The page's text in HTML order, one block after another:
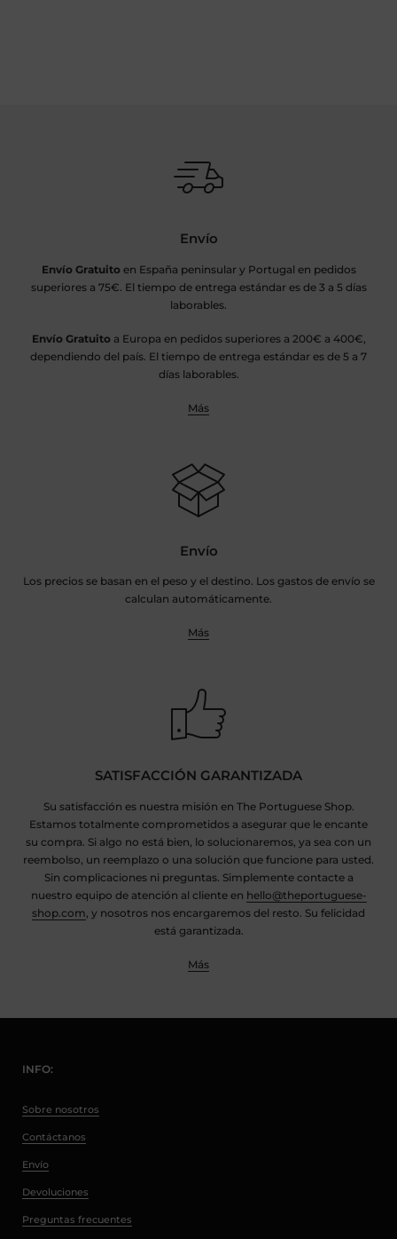
Envío
Envío Gratuitoen España peninsular y Portugal en pedidos
superiores a 75€. El tiempo de entrega estándar es de 3 a 5 días
laborables.
Envío Gratuitoa Europa en pedidos superiores a 200€ a 400€,
dependiendo del país. El tiempo de entrega estándar es de 5 a 7
días laborables.
Más
Envío
Los precios se basan en el peso y el destino. Los gastos de envío se
calculan automáticamente.
Más
SATISFACCIÓN GARANTIZADA
Su satisfacción es nuestra misión en The Portuguese Shop.
Estamos totalmente comprometidos a asegurar que le encante
su compra. Si algo no está bien, lo solucionaremos, ya sea con un
reembolso, un reemplazo o una solución que funcione para usted.
Sin complicaciones ni preguntas. Simplemente contacte a
nuestro equipo de atención al cliente en hello@theportuguese-
shop.com, y nosotros nos encargaremos del resto. Su felicidad
está garantizada.
Más
INFO:
Sobre nosotros
Contáctanos
Envío
Devoluciones
Preguntas frecuentes